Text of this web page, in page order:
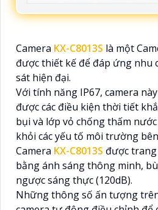
Camera KX-C8013S là một
được thiết kế để đáp ứng nhu
sát hiện đại.
Với tính năng IP67, camera
được các điều kiện thời tiết
bụi và lớp vỏ chống thấm
khỏi các yếu tố môi trường
Camera KX-C8013S được trang
bằng ánh sáng thông minh,
ngược sáng thực (120dB).
Những thông số ấn tượng